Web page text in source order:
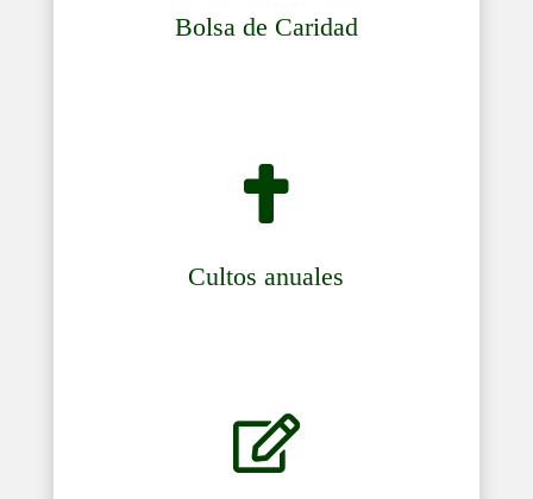
Bolsa de Caridad

Cultos anuales
